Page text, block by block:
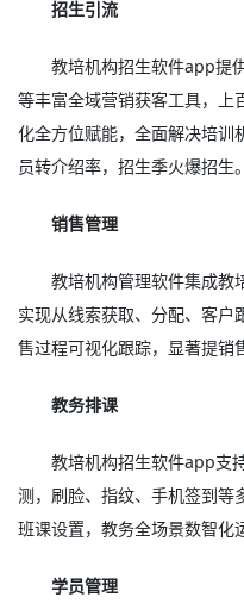
招生引流
教培机构招生软件app提
等丰富全域营销获客工具，上
化全方位赋能，全面解决培训
员转介绍率，招生季火爆招生。
销售管理
教培机构管理软件集成教
实现从线索获取、分配、客户
售过程可视化跟踪，显著提销
教务排课
教培机构招生软件app支
测，刷脸、指纹、手机签到等
班课设置，教务全场景数智化
学员管理